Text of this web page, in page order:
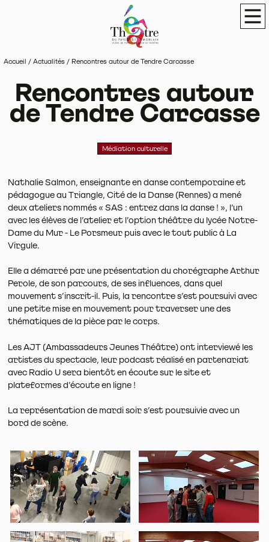
Théâtre du Pays de Morlaix Scène de
Accueil / Actualités / Rencontres autour de Tendre Carcasse
Rencontres autour
de Tendre Carcasse
Médiation culturelle
Nathalie Salmon, enseignante en danse contemporaine et
pédagogue au Triangle, Cité de la Danse (Rennes) a mené
deux ateliers nommés « SAS : entrez dans la danse ! », l’un
avec les élèves de l’atelier et l’option théâtre du lycée Notre-
Dame du Mur - Le Porsmeur puis avec le tout public à La
Virgule.
Elle a démarré par une présentation du chorégraphe Arthur
Perole, de son parcours, de ses influences, dans quel
mouvement s’inscrit-il. Puis, la rencontre s’est poursuivi avec
une petite mise en mouvement pour traverser une des
thématiques de la pièce par le corps.
Les AJT (Ambassadeurs Jeunes Théâtre) ont interviewé les
artistes du spectacle, leur podcast réalisé en partenariat
avec Radio U sera bientôt en écoute sur le site et
plateformes d’écoute en ligne !
La représentation de mardi soir s’est poursuivie avec un
bord de scène.